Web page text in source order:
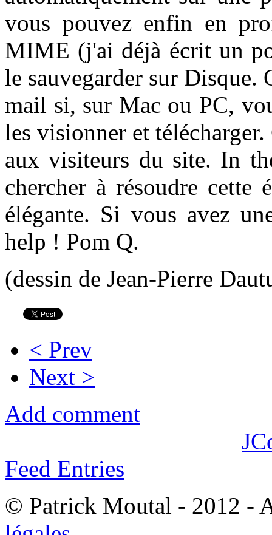
vous pouvez enfin en
MIME (j'ai déjà écrit un
le sauvegarder sur
mail si, sur Mac ou PC,
les visionner et
aux visiteurs du site. In
chercher à résoudre cette
élégante. Si vous avez
help ! Pom Q.
(dessin de Jean-Pierre
< Prev
Next >
Add comment
Feed Entries
© Patrick Moutal - 2012 -